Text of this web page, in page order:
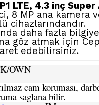
LTE, 4.3 inç Super
8 MP ana kamera
cihazlarındandır.
daha fazla
göz atmak için
edebilirsiniz.
/OWN
cam koruması,
saglana bilir.